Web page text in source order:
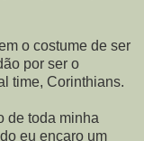
o costume de ser
por ser o
time, Corinthians.
de toda minha
eu encaro um